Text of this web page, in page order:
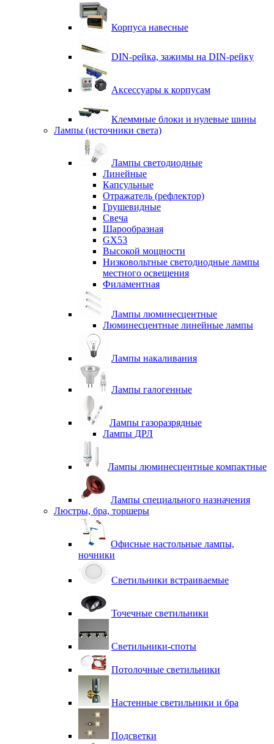
Корпуса навесные
DIN-рейка, зажимы на DIN-рейку
Аксессуары к корпусам
Клеммные блоки и нулевые шины
Лампы (источники света)
Лампы светодиодные
Линейные
Капсульные
Отражатель (рефлектор)
Грушевидные
Свеча
Шарообразная
GX53
Высокой мощности
Низковольтные светодиодные лампы
местного освещения
Филаментная
Лампы люминесцентные
Люминесцентные линейные лампы
Лампы накаливания
Лампы галогенные
Лампы газоразрядные
Лампы ДРЛ
Лампы люминесцентные компактные
Лампы специального назначения
Люстры, бра, торшеры
Офисные настольные лампы,
ночники
Светильники встраиваемые
Точечные светильники
Светильники-споты
Потолочные светильники
Настенные светильники и бра
Подсветки